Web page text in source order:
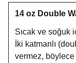
14 oz Double
Sıcak ve soğuk
İki katmanlı
vermez, böylece